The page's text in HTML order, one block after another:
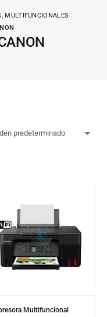
MULTIFUNCIONALES
Multifuncional